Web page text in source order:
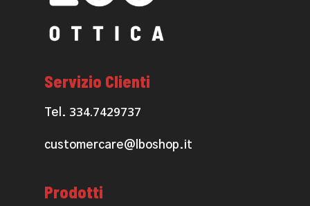
Servizio Clienti
Tel. 334.7429737
customercare@lboshop.it
Prodotti